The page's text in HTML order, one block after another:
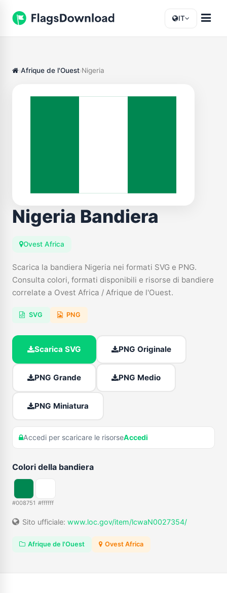
IT
Afrique de l'Ouest Nigeria
Nigeria Bandiera
Ovest Africa
Scarica la bandiera Nigeria nei formati SVG e PNG.
Consulta colori, formati disponibili e risorse di bandiere
correlate a Ovest Africa / Afrique de l'Ouest.
SVG PNG
Scarica SVG PNG Originale
PNG Grande PNG Medio
PNG Miniatura
Accedi per scaricare le risorseAccedi
Colori della bandiera
#008751 #ffffff
Sito ufficiale: www.loc.gov/item/lcwaN0027354/
Afrique de l'Ouest Ovest Africa